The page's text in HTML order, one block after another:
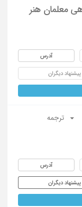
معلمان هنر
آدرس
پیشنهاد دیگران
ترجمه
آدرس
پیشنهاد دیگران